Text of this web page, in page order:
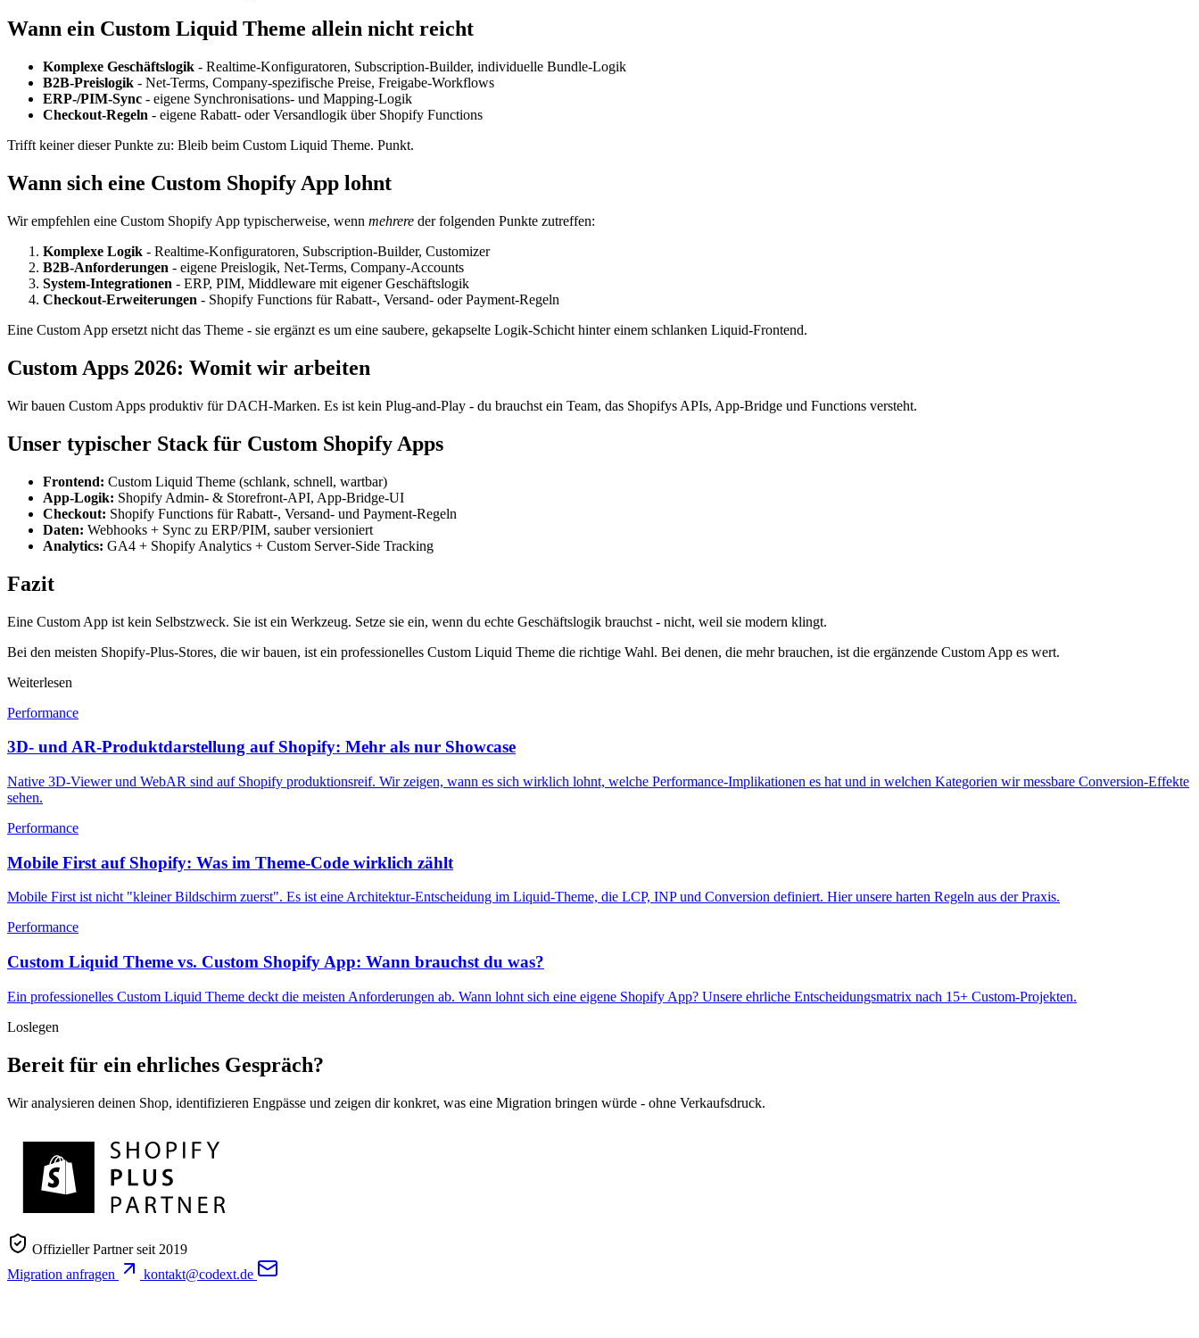
Wann ein Custom Liquid Theme allein nicht reicht
Komplexe Geschäftslogik - Realtime-Konfiguratoren, Subscription-Builder, individuelle Bundle-Logik
B2B-Preislogik - Net-Terms, Company-spezifische Preise, Freigabe-Workflows
ERP-/PIM-Sync - eigene Synchronisations- und Mapping-Logik
Checkout-Regeln - eigene Rabatt- oder Versandlogik über Shopify Functions
Trifft keiner dieser Punkte zu: Bleib beim Custom Liquid Theme. Punkt.
Wann sich eine Custom Shopify App lohnt
Wir empfehlen eine Custom Shopify App typischerweise, wenn mehrere der folgenden Punkte zutreffen:
Komplexe Logik - Realtime-Konfiguratoren, Subscription-Builder, Customizer
B2B-Anforderungen - eigene Preislogik, Net-Terms, Company-Accounts
System-Integrationen - ERP, PIM, Middleware mit eigener Geschäftslogik
Checkout-Erweiterungen - Shopify Functions für Rabatt-, Versand- oder Payment-Regeln
Eine Custom App ersetzt nicht das Theme - sie ergänzt es um eine saubere, gekapselte Logik-Schicht hinter einem schlanken Liquid-Frontend.
Custom Apps 2026: Womit wir arbeiten
Wir bauen Custom Apps produktiv für DACH-Marken. Es ist kein Plug-and-Play - du brauchst ein Team, das Shopifys APIs, App-Bridge und Functions versteht.
Unser typischer Stack für Custom Shopify Apps
Frontend: Custom Liquid Theme (schlank, schnell, wartbar)
App-Logik: Shopify Admin- & Storefront-API, App-Bridge-UI
Checkout: Shopify Functions für Rabatt-, Versand- und Payment-Regeln
Daten: Webhooks + Sync zu ERP/PIM, sauber versioniert
Analytics: GA4 + Shopify Analytics + Custom Server-Side Tracking
Fazit
Eine Custom App ist kein Selbstzweck. Sie ist ein Werkzeug. Setze sie ein, wenn du echte Geschäftslogik brauchst - nicht, weil sie modern klingt.
Bei den meisten Shopify-Plus-Stores, die wir bauen, ist ein professionelles Custom Liquid Theme die richtige Wahl. Bei denen, die mehr brauchen, ist die ergänzende Custom App es wert.
Weiterlesen
Performance
3D- und AR-Produktdarstellung auf Shopify: Mehr als nur Showcase
Native 3D-Viewer und WebAR sind auf Shopify produktionsreif. Wir zeigen, wann es sich wirklich lohnt, welche Performance-Implikationen es hat und in welchen Kategorien wir messbare Conversion-Effekte
sehen.
Performance
Mobile First auf Shopify: Was im Theme-Code wirklich zählt
Mobile First ist nicht "kleiner Bildschirm zuerst". Es ist eine Architektur-Entscheidung im Liquid-Theme, die LCP, INP und Conversion definiert. Hier unsere harten Regeln aus der Praxis.
Performance
Custom Liquid Theme vs. Custom Shopify App: Wann brauchst du was?
Ein professionelles Custom Liquid Theme deckt die meisten Anforderungen ab. Wann lohnt sich eine eigene Shopify App? Unsere ehrliche Entscheidungsmatrix nach 15+ Custom-Projekten.
Loslegen
Bereit für ein ehrliches Gespräch?
Wir analysieren deinen Shop, identifizieren Engpässe und zeigen dir konkret, was eine Migration bringen würde - ohne Verkaufsdruck.
Offizieller Partner seit 2019
Migration anfragen
kontakt@codext.de